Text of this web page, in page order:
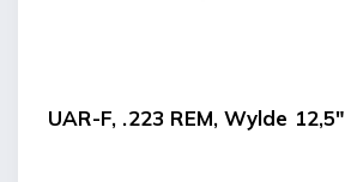
UAR-F, .223 REM, Wylde 12,5"